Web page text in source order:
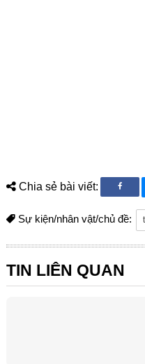
Chia sẻ bài viết:
Sự kiện/nhân vật/chủ đề:
TIN LIÊN QUAN